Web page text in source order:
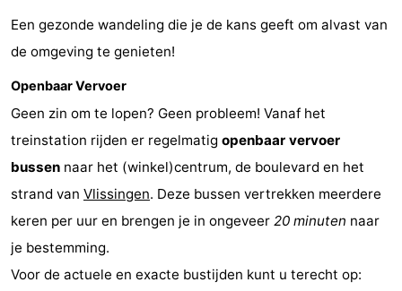
Een gezonde wandeling die je de kans geeft om alvast van
de omgeving te genieten!
Openbaar Vervoer
Geen zin om te lopen? Geen probleem! Vanaf het
treinstation rijden er regelmatig openbaar vervoer
bussen naar het (winkel)centrum, de boulevard en het
strand van Vlissingen. Deze bussen vertrekken meerdere
keren per uur en brengen je in ongeveer 20 minuten naar
je bestemming.
Voor de actuele en exacte bustijden kunt u terecht op: